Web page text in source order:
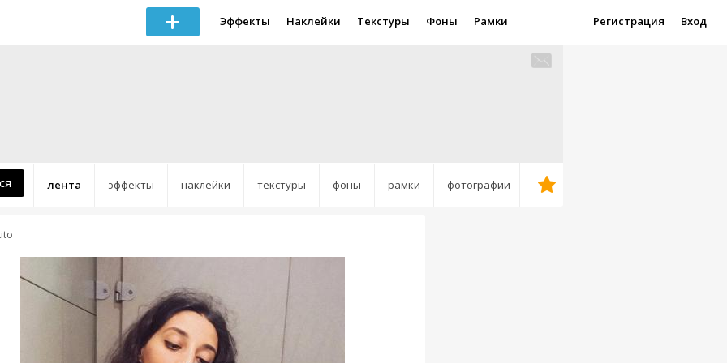
Эффекты Наклейки Текстуры Фоны Рамки Регистрация Вход
лента эффекты наклейки текстуры фоны рамки фотографии